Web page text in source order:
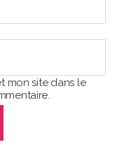
mon site dans le